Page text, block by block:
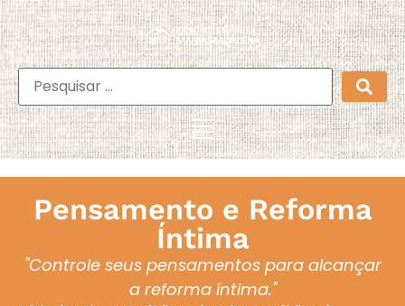
Pensamento e Reforma
Íntima
"Controle seus pensamentos para alcançar
a reforma íntima."